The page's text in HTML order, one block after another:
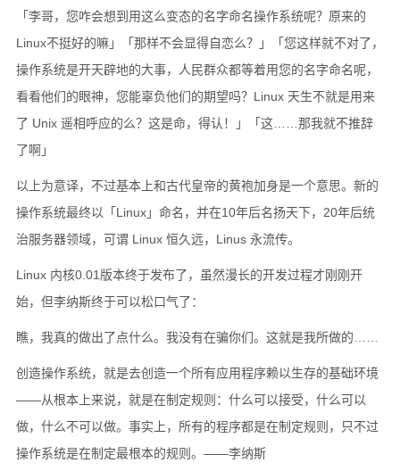
「李哥，您咋会想到用这么变态的名字命名操作系统呢？原来的
Linux不挺好的嘛」「那样不会显得自恋么？」「您这样就不对了，
操作系统是开天辟地的大事，人民群众都等着用您的名字命名呢，
看看他们的眼神，您能辜负他们的期望吗？Linux 天生不就是用来
了 Unix 遥相呼应的么？这是命，得认！」「这……那我就不推辞
了啊」
以上为意译，不过基本上和古代皇帝的黄袍加身是一个意思。新的
操作系统最终以「Linux」命名，并在10年后名扬天下，20年后统
治服务器领域，可谓 Linux 恒久远，Linus 永流传。
Linux 内核0.01版本终于发布了，虽然漫长的开发过程才刚刚开
始，但李纳斯终于可以松口气了：
瞧，我真的做出了点什么。我没有在骗你们。这就是我所做的……
创造操作系统，就是去创造一个所有应用程序赖以生存的基础环境
――从根本上来说，就是在制定规则：什么可以接受，什么可以
做，什么不可以做。事实上，所有的程序都是在制定规则，只不过
操作系统是在制定最根本的规则。——李纳斯